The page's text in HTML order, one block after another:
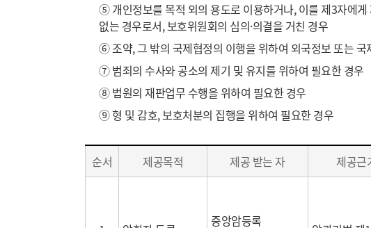
⑤ 개인정보를 목적 외의 용도로 이용하거나, 이를 제3자에
없는 경우로서, 보호위원회의 심의·의결을 거친 경우
⑥ 조약, 그 밖의 국제협정의 이행을 위하여 외국정보 또는
⑦ 범죄의 수사와 공소의 제기 및 유지를 위하여 필요한 경우
⑧ 법원의 재판업무 수행을 위하여 필요한 경우
⑨ 형 및 감호, 보호처분의 집행을 위하여 필요한 경우
인
순서 제공목적 제공 받는 자 제공근
중앙암등록